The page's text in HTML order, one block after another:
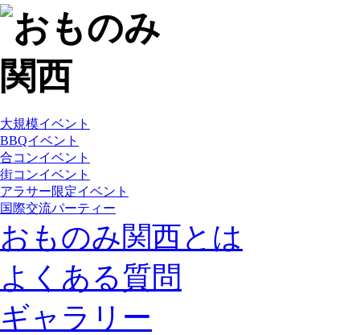
大規模イベント
BBQイベント
合コンイベント
街コンイベント
アラサー限定イベント
国際交流パーティー
おものみ関西とは
よくある質問
ギャラリー